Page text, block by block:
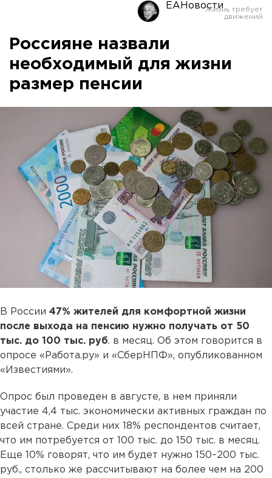
ЕАНовости
Россияне назвали
необходимый для жизни
размер пенсии
В России 47% жителей для комфортной жизни
после выхода на пенсию нужно получать от 50
тыс. до 100 тыс. руб. в месяц. Об этом говорится в
опросе «Работа.ру» и «СберНПФ», опубликованном
«Известиями».
Опрос был проведен в августе, в нем приняли
участие 4,4 тыс. экономически активных граждан по
всей стране. Среди них 18% респондентов считает,
что им потребуется от 100 тыс. до 150 тыс. в месяц.
Еще 10% говорят, что им будет нужно 150–200 тыс.
руб., столько же рассчитывают на более чем на 200